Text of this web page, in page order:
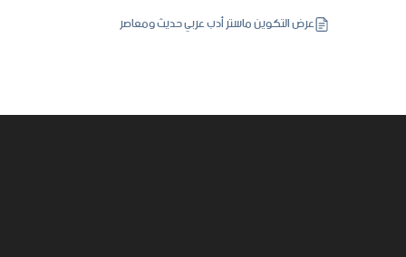
عرض التكوين ماستر أدب عربي حديث ومعاصر